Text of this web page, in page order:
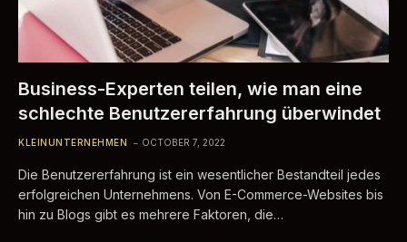
Business-Experten teilen, wie man eine
schlechte Benutzererfahrung überwindet
KLEINUNTERNEHMEN OCTOBER 7, 2022
Die Benutzererfahrung ist ein wesentlicher Bestandteil jedes
erfolgreichen Unternehmens. Von E-Commerce-Websites bis
hin zu Blogs gibt es mehrere Faktoren, die…